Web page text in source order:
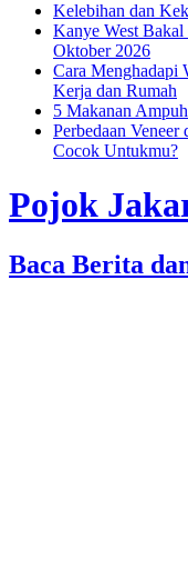
Kelebihan dan
Kanye West Bakal
Oktober 2026
Cara Menghadapi
Kerja dan Rumah
5 Makanan
Perbedaan
Cocok Untukmu?
Pojok
Baca Berita